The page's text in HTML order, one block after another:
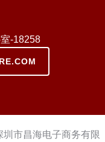
-18258
圳市昌海电子商务有限